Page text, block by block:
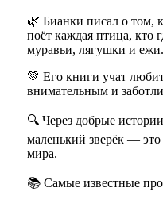
🌿 Бианки писал о том,
поёт каждая птица, кто
муравьи, лягушки и ежи.
💚 Его книги учат
внимательным и
🔍 Через добрые
маленький зверёк — это
мира.
📚 Самые известные